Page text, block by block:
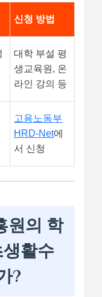
신청 방법
대학 부설 평
생교육원, 온
라인 강의 등
고용노동부
HRD-Net에
서 신청
원의 학
활수
?